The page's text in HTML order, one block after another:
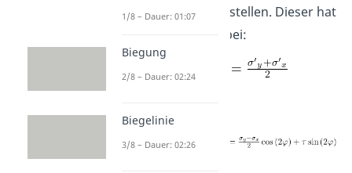
Spannungskreis darstellen. Dieser hat
seinen Mittelpunkt bei:
1/8 – Dauer: 01:07
Biegung
2/8 – Dauer: 02:24
Biegelinie
3/8 – Dauer: 02:26